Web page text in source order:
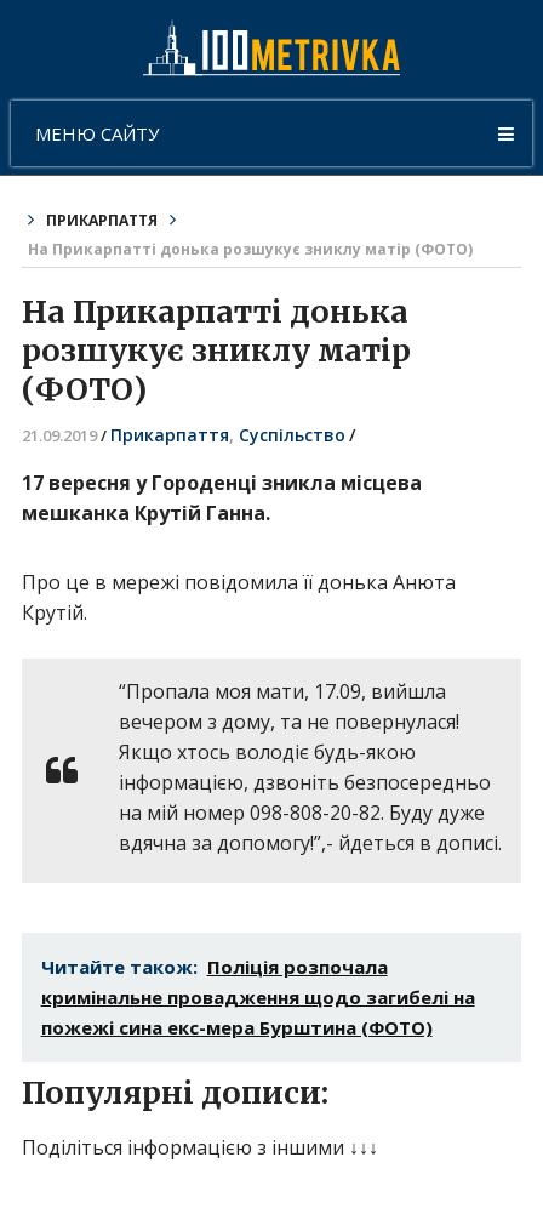
МЕНЮ САЙТУ
ПРИКАРПАТТЯ
На Прикарпатті донька розшукує зниклу матір (ФОТО)
На Прикарпатті донька
розшукує зниклу матір
(ФОТО)
21.09.2019/ Прикарпаття, Суспільство /
17 вересня у Городенці зникла місцева
мешканка Крутій Ганна.
Про це в мережі повідомила її донька Анюта
Крутій.
“Пропала моя мати, 17.09, вийшла
вечером з дому, та не повернулася!
Якщо хтось володіє будь-якою
інформацією, дзвоніть безпосередньо
на мій номер 098-808-20-82. Буду дуже
вдячна за допомогу!”,- йдеться в дописі.
Читайте також: Поліція розпочала
кримінальне провадження щодо загибелі на
пожежі сина екс-мера Бурштина (ФОТО)
Популярні дописи:
Поділіться інформацією з іншими ↓↓↓